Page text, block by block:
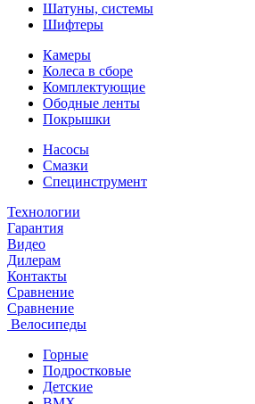
Шатуны, системы
Шифтеры
Камеры
Колеса в сборе
Комплектующие
Ободные ленты
Покрышки
Насосы
Смазки
Специнструмент
Технологии
Гарантия
Видео
Дилерам
Контакты
Сравнение
Сравнение
Велосипеды
Горные
Подростковые
Детские